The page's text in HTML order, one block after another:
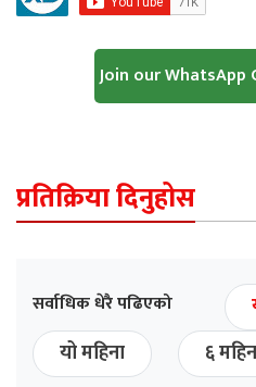
Join our WhatsApp
प्रतिक्रिया दिनुहोस
सर्वाधिक धेरै पढिएको
यो महिना
६